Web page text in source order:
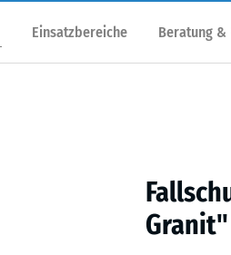
Einsatzbereiche Beratung &
Granit"